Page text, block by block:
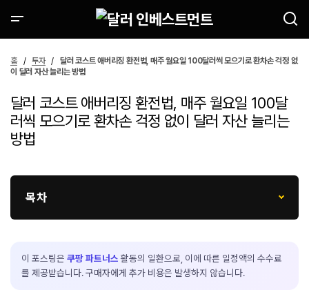
홈 투자
달러 코스트 애버리징 환전법, 매주 월요일 100달러씩 모으기로 환차손 걱정 없
이 달러 자산 늘리는 방법
달러 코스트 애버리징 환전법, 매주 월요일 100달
러씩 모으기로 환차손 걱정 없이 달러 자산 늘리는
방법
목차
이 포스팅은 쿠팡 파트너스 활동의 일환으로, 이에 따른 일정액의 수수료
를 제공받습니다. 구매자에게 추가 비용은 발생하지 않습니다.